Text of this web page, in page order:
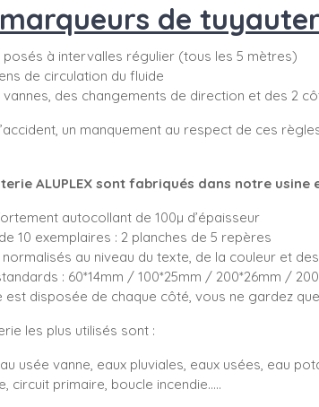
de
à intervalles régulier (tous les 5 mètres)
de circulation du fluide
des changements de direction et des 2
un manquement au respect de ces
ALUPLEX sont fabriqués dans notre usine
autocollant de 100µ d’épaisseur
10 exemplaires : 2 planches de 5 repères
au niveau du texte, de la couleur et
: 60*14mm / 100*25mm / 200*26mm /
disposée de chaque côté, vous ne gardez
les plus utilisés sont :
usée vanne, eaux pluviales, eaux usées, eau
circuit primaire, boucle incendie.....